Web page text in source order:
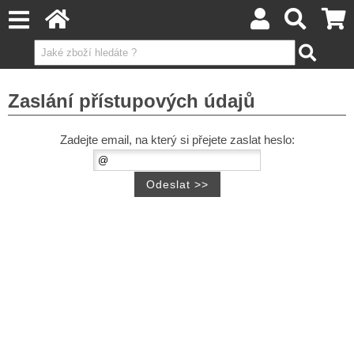
Zaslání přístupových údajů
Zadejte email, na který si přejete zaslat heslo: